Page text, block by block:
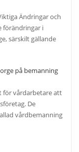
Ändringar och
förändringar i
särskilt gällande
på bemanning
för vårdarbetare att
De
vårdbemanning